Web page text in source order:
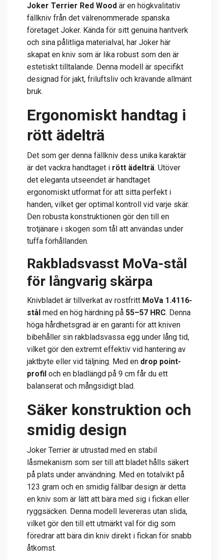
Joker Terrier Red Wood är en högkvalitativ
fällkniv från det välrenommerade spanska
företaget Joker. Kända för sitt genuina hantverk
och sina pålitliga materialval, har Joker här
skapat en kniv som är lika robust som den är
estetiskt tilltalande. Denna modell är specifikt
designad för jakt, friluftsliv och krävande allmänt
bruk.
Ergonomiskt handtag i
rött ädelträ
Det som ger denna fällkniv dess unika karaktär
är det vackra handtaget i rött ädelträ. Utöver
det eleganta utseendet är handtaget
ergonomiskt utformat för att sitta perfekt i
handen, vilket ger optimal kontroll vid varje skär.
Den robusta konstruktionen gör den till en
trotjänare i skogen som tål att användas under
tuffa förhållanden.
Rakbladsvasst MoVa-stål
för långvarig skärpa
Knivbladet är tillverkat av rostfritt MoVa 1.4116-
stål med en hög härdning på 55–57 HRC. Denna
höga hårdhetsgrad är en garanti för att kniven
bibehåller sin rakbladsvassa egg under lång tid,
vilket gör den extremt effektiv vid hantering av
jaktbyte eller vid täljning. Med en drop point-
profil och en bladlängd på 9 cm får du ett
balanserat och mångsidigt blad.
Säker konstruktion och
smidig design
Joker Terrier är utrustad med en stabil
låsmekanism som ser till att bladet hålls säkert
på plats under användning. Med en totalvikt på
123 gram och en smidig fällbar design är detta
en kniv som är lätt att bära med sig i fickan eller
ryggsäcken. Denna modell levereras utan slida,
vilket gör den till ett utmärkt val för dig som
föredrar att bära din kniv direkt i fickan för snabb
åtkomst.